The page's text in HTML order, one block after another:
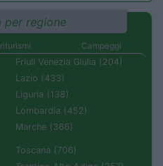
per regione
Campeggi
Friuli Venezia Giulia (204)
Lazio (433)
Liguria (138)
Lombardia (452)
Marche (366)
Toscana (706)